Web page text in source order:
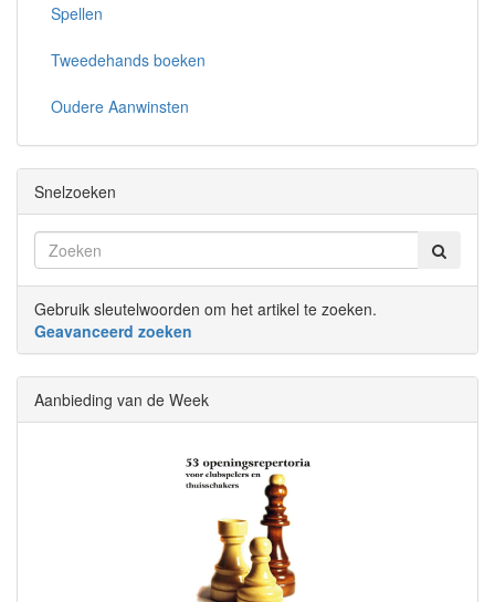
Spellen
Tweedehands boeken
Oudere Aanwinsten
Snelzoeken
Gebruik sleutelwoorden om het artikel te zoeken.
Geavanceerd zoeken
Aanbieding van de Week